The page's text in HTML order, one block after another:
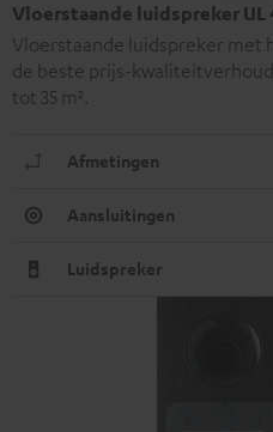
Vloerstaande luidspreker UL
Vloerstaande luidspreker met
de beste prijs-
tot 35 m².
Afmetingen
Aansluitingen
Luidspreker